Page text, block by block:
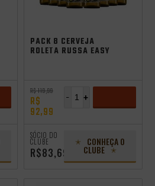
PACK 8 CERVEJA
ROLETA RUSSA EASY
R$ 119,99
R$
92,99
+
-
SÓCIO DO
CLUBE
R$83,69
CONHEÇA O
CLUBE